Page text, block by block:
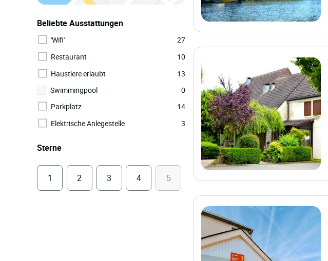
Beliebte Ausstattungen
'Wifi'
27
Restaurant
10
Haustiere erlaubt
13
Swimmingpool
0
Parkplatz
14
Elektrische Anlegestelle
3
Sterne
1 2 3 4 5